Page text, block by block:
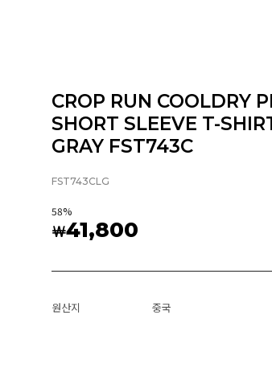
CROP RUN COOLDRY
SHORT SLEEVE T-
GRAY FST743C
FST743CLG
58%
￦41,800
원산지 중국